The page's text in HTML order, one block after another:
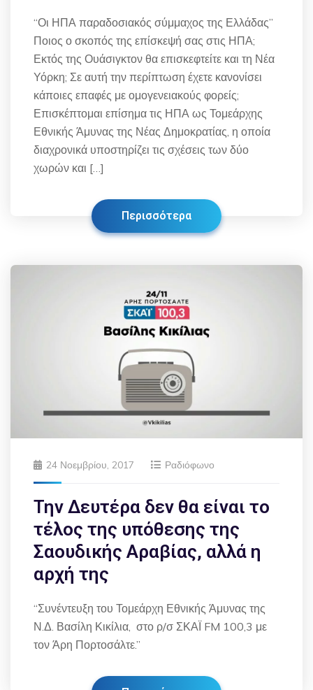
“Οι ΗΠΑ παραδοσιακός σύμμαχος της Ελλάδας”
Ποιος ο σκοπός της επίσκεψή σας στις ΗΠΑ;
Εκτός της Ουάσιγκτον θα επισκεφτείτε και τη Νέα
Υόρκη; Σε αυτή την περίπτωση έχετε κανονίσει
κάποιες επαφές με ομογενειακούς φορείς;
Επισκέπτομαι επίσημα τις ΗΠΑ ως Τομεάρχης
Εθνικής Άμυνας της Νέας Δημοκρατίας, η οποία
διαχρονικά υποστηρίζει τις σχέσεις των δύο
χωρών και […]
Περισσότερα
24 Νοεμβρίου, 2017 Ραδιόφωνο
Την Δευτέρα δεν θα είναι το
τέλος της υπόθεσης της
Σαουδικής Αραβίας, αλλά η
αρχή της
“Συνέντευξη του Τομεάρχη Εθνικής Άμυνας της
Ν.Δ. Βασίλη Κικίλια, στο ρ/σ ΣΚΑΪ FM 100,3 με
τον Άρη Πορτοσάλτε.”